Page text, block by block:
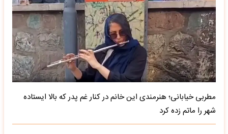
مطربی خیابانی؛ هنرمندی این خانم در کنار غم پدر که بالا ایستاده
شهر را ماتم زده کرد